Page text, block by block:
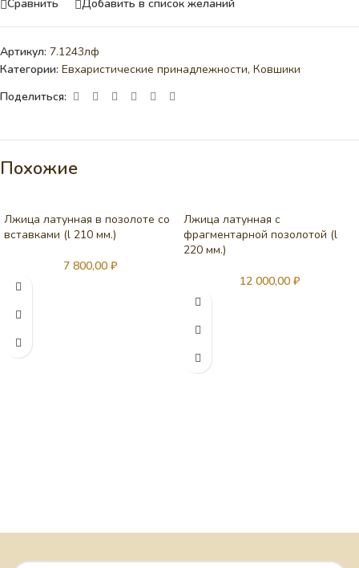
Сравнить Добавить в список желаний
Артикул: 7.1243лф
Категории: Евхаристические принадлежности, Ковшики
Поделиться:
Похожие
Лжица латунная в позолоте со
вставками (l 210 мм.)
7 800,00 ₽
Лжица латунная с
фрагментарной позолотой (l
220 мм.)
12 000,00 ₽